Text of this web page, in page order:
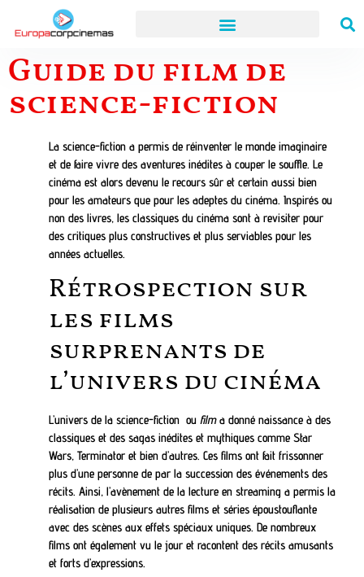
Guide du film de
science-fiction
La science-fiction a permis de réinventer le monde imaginaire
et de faire vivre des aventures inédites à couper le souffle. Le
cinéma est alors devenu le recours sûr et certain aussi bien
pour les amateurs que pour les adeptes du cinéma. Inspirés ou
non des livres, les classiques du cinéma sont à revisiter pour
des critiques plus constructives et plus serviables pour les
années actuelles.
Rétrospection sur
les films
surprenants de
l’univers du cinéma
L’univers de la science-fiction ou filma donné naissance à des
classiques et des sagas inédites et mythiques comme Star
Wars, Terminator et bien d’autres. Ces films ont fait frissonner
plus d’une personne de par la succession des événements des
récits. Ainsi, l’avènement de la lecture en streaming a permis la
réalisation de plusieurs autres films et séries époustouflante
avec des scènes aux effets spéciaux uniques. De nombreux
films ont également vu le jour et racontent des récits amusants
et forts d’expressions.